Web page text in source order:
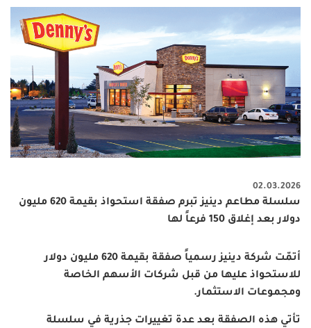
02.03.2026
سلسلة مطاعم دينيز تبرم صفقة استحواذ بقيمة 620 مليون
دولار بعد إغلاق 150 فرعاً لها
أتمّت شركة دينيز رسمياً صفقة بقيمة 620 مليون دولار
للاستحواذ عليها من قبل شركات الأسهم الخاصة
ومجموعات الاستثمار.
تأتي هذه الصفقة بعد عدة تغييرات جذرية في سلسلة